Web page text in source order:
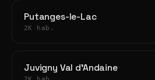
Putanges-le-Lac
2K hab.
Juvigny Val d'Andaine